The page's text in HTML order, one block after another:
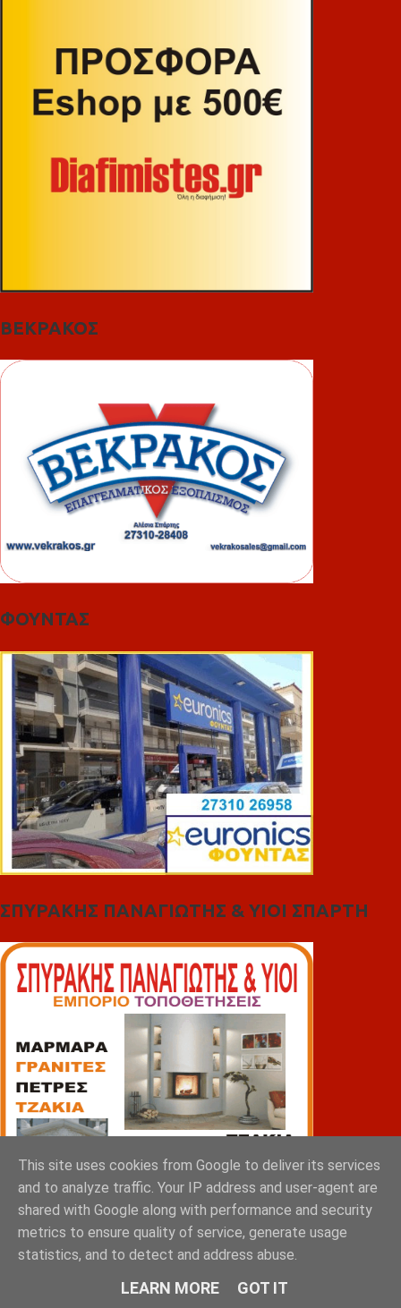
ΒΕΚΡΑΚΟΣ
ΦΟΥΝΤΑΣ
ΣΠΥΡΑΚΗΣ ΠΑΝΑΓΙΩΤΗΣ & YIOI ΣΠΑΡΤΗ
This site uses cookies from Google to deliver its services
and to analyze traffic. Your IP address and user-agent are
shared with Google along with performance and security
metrics to ensure quality of service, generate usage
statistics, and to detect and address abuse.
LEARN MORE GOT IT